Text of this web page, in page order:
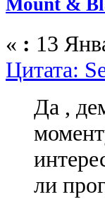
« : 13
Цитата:
Да ,
ли